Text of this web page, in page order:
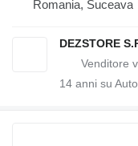
Romania, Suceava
DEZSTORE
14 anni su